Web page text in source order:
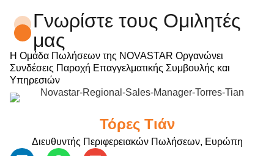
Γνωρίστε τους Ομιλητές
μας
Η Ομάδα Πωλήσεων της NOVASTAR Οργανώνει
Συνδέσεις Παροχή Επαγγελματικής Συμβουλής και
Υπηρεσιών
Τόρες Τιάν
Διευθυντής Περιφερειακών Πωλήσεων, Ευρώπη